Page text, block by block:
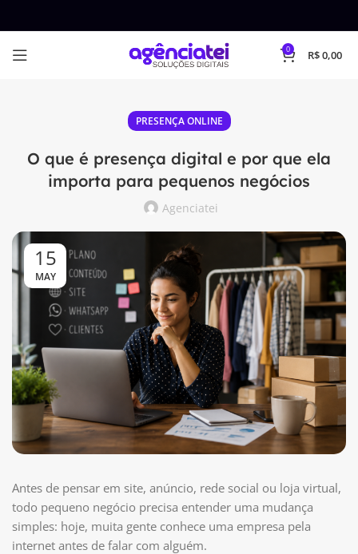
0 R$0,00
PRESENÇA ONLINE
O que é presença digital e por que ela
importa para pequenos negócios
Agenciatei
15
MAY
Antes de pensar em site, anúncio, rede social ou loja virtual,
todo pequeno negócio precisa entender uma mudança
simples: hoje, muita gente conhece uma empresa pela
internet antes de falar com alguém.